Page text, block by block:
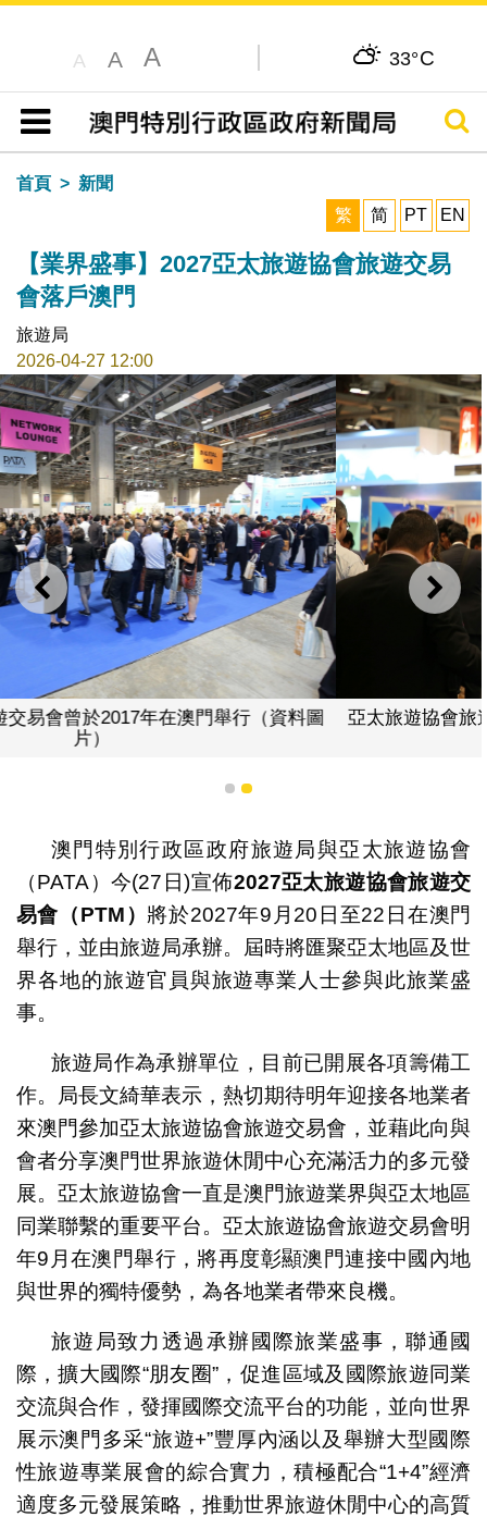
A A A 33°C
目錄
搜尋
首頁
新聞
繁
简 PT EN
【業界盛事】2027亞太旅遊協會旅遊交易
會落戶澳門
旅遊局
2026-04-27 12:00
上一則 下一
亞太旅遊協會旅遊交易會曾於2017年在澳門舉行（資料圖
1 2
澳門特別行政區政府旅遊局與亞太旅遊協會
（PATA）今(27日)宣佈2027亞太旅遊協會旅遊交
易會（PTM ） 將於2027年9月20日至22日在澳門
舉行，並由旅遊局承辦。屆時將匯聚亞太地區及世
界各地的旅遊官員與旅遊專業人士參與此旅業盛
事。
旅遊局作為承辦單位，目前已開展各項籌備工
作。局長文綺華表示，熱切期待明年迎接各地業者
來澳門參加亞太旅遊協會旅遊交易會，並藉此向與
會者分享澳門世界旅遊休閒中心充滿活力的多元發
展。亞太旅遊協會一直是澳門旅遊業界與亞太地區
同業聯繫的重要平台。亞太旅遊協會旅遊交易會明
年9月在澳門舉行，將再度彰顯澳門連接中國內地
與世界的獨特優勢，為各地業者帶來良機。
旅遊局致力透過承辦國際旅業盛事，聯通國
際，擴大國際“朋友圈”，促進區域及國際旅遊同業
交流與合作，發揮國際交流平台的功能，並向世界
展示澳門多采“旅遊+”豐厚內涵以及舉辦大型國際
性旅遊專業展會的綜合實力，積極配合“1+4”經濟
適度多元發展策略，推動世界旅遊休閒中心的高質